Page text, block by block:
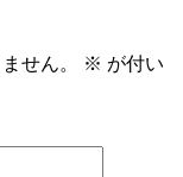
せん。 ※ が付い